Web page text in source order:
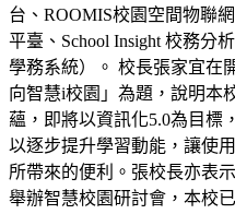
台、ROOMIS校園空間物聯
平臺、School Insight 校務分
學務系統）。 校長張家宜在
向智慧i校園」為題，說明本
蘊，即將以資訊化5.0為目標
以逐步提升學習動能，讓使
所帶來的便利。張校長亦表
舉辦智慧校園研討會，本校